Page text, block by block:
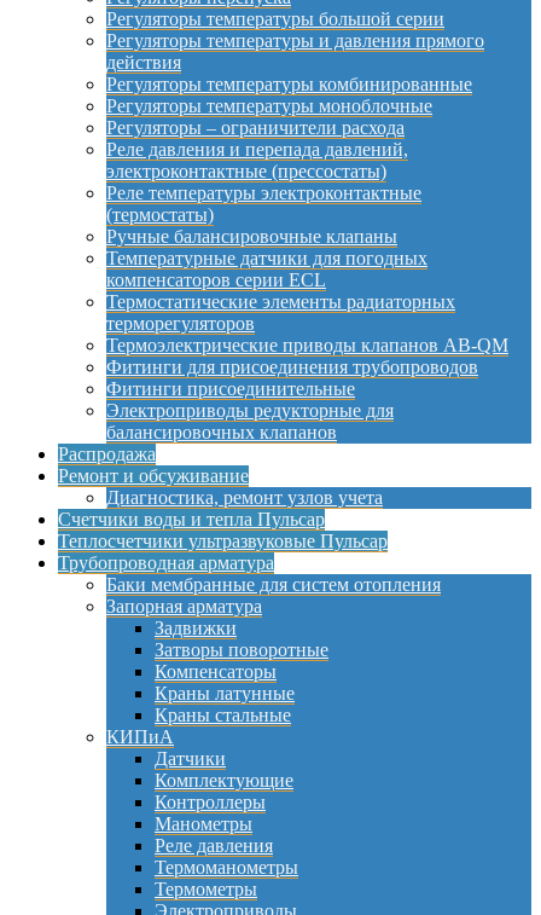
Регуляторы температуры большой серии
Регуляторы температуры и давления прямого
действия
Регуляторы температуры комбинированные
Регуляторы температуры моноблочные
Регуляторы – ограничители расхода
Реле давления и перепада давлений,
электроконтактные (прессостаты)
Реле температуры электроконтактные
(термостаты)
Ручные балансировочные клапаны
Температурные датчики для погодных
компенсаторов серии ECL
Термостатические элементы радиаторных
терморегуляторов
Термоэлектрические приводы клапанов AB-QM
Фитинги для присоединения трубопроводов
Фитинги присоединительные
Электроприводы редукторные для
балансировочных клапанов
Распродажа
Ремонт и обсуживание
Диагностика, ремонт узлов учета
Счетчики воды и тепла Пульсар
Теплосчетчики ультразвуковые Пульсар
Трубопроводная арматура
Баки мембранные для систем отопления
Запорная арматура
Задвижки
Затворы поворотные
Компенсаторы
Краны латунные
Краны стальные
КИПиА
Датчики
Комплектующие
Контроллеры
Манометры
Реле давления
Термоманометры
Термометры
Электроприводы